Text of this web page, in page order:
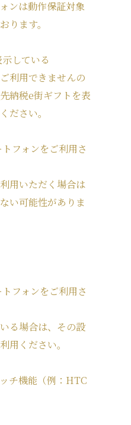
ンは動作保証対象
ります。
している
利用できませんの
納税e街ギフトを表
ださい。
フォンをご利用さ
用いただく場合は
い可能性がありま
フォンをご利用さ
る場合は、その設
用ください。
チ機能（例：HTC